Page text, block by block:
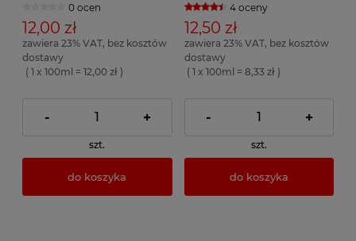
0 ocen
12,00 zł
zawiera 23% VAT, bez kosztów
dostawy
( 1 x 100ml = 12,00 zł )
- +
szt.
do koszyka
4 oceny
12,50 zł
zawiera 23% VAT, bez kosztów
dostawy
( 1 x 100ml = 8,33 zł )
- +
szt.
do koszyka